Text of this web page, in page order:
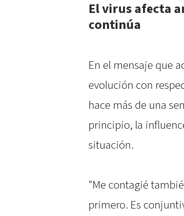
El virus afecta
continúa
En el mensaje que
evolución con
hace más de una
principio, la
situación.
"Me contagié
primero. Es